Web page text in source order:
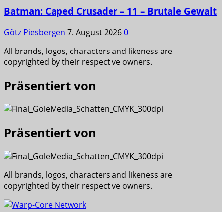
Batman: Caped Crusader – 11 – Brutale Gewalt
Götz Piesbergen 7. August 20260
All brands, logos, characters and likeness are
copyrighted by their respective owners.
Präsentiert von
Präsentiert von
All brands, logos, characters and likeness are
copyrighted by their respective owners.